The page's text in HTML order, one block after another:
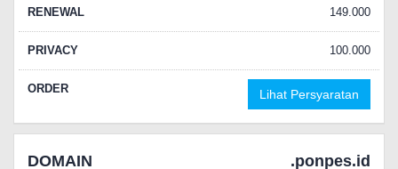
RENEWAL 149.000
PRIVACY 100.000
ORDER Lihat Persyaratan
DOMAIN .ponpes.id